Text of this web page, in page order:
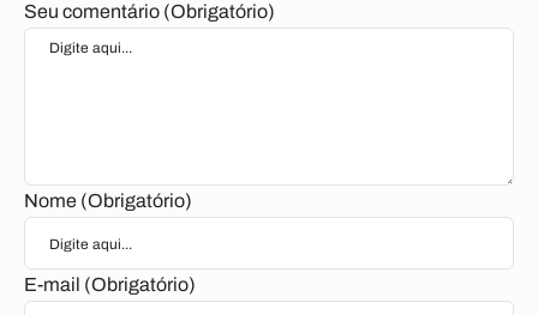
Seu comentário (Obrigatório)
Nome (Obrigatório)
E-mail (Obrigatório)